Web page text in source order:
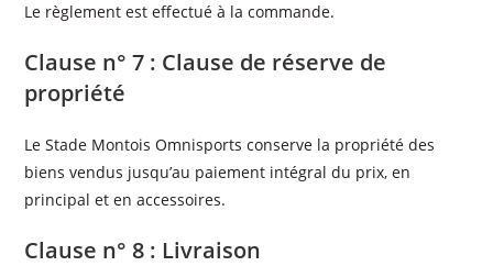
Le règlement est effectué à la commande.
Clause n° 7 : Clause de réserve de
propriété
Le Stade Montois Omnisports conserve la propriété des
biens vendus jusqu’au paiement intégral du prix, en
principal et en accessoires.
Clause n° 8 : Livraison